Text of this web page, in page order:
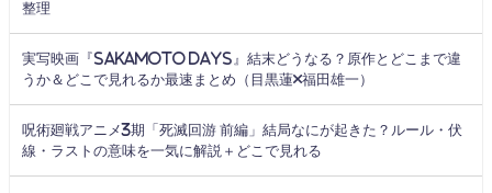
整理
実写映画『SAKAMOTO DAYS』結末どうなる？原作とどこまで違
うか＆どこで見れるか最速まとめ（目黒蓮×福田雄一）
呪術廻戦アニメ3期「死滅回游 前編」結局なにが起きた？ルール・伏
線・ラストの意味を一気に解説＋どこで見れる